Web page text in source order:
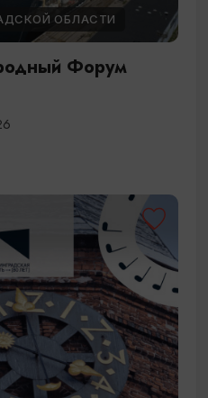
ОБЛАСТИ
Форум